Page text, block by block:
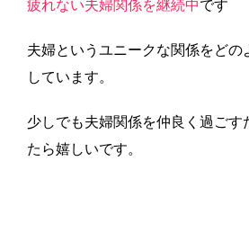
疲れない夫婦関係を継続中です
夫婦というユニークな関係をどの
しています。
少しでも夫婦関係を仲良く過ごす
たら嬉しいです。